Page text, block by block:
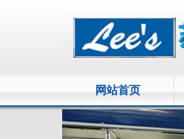
网站首页